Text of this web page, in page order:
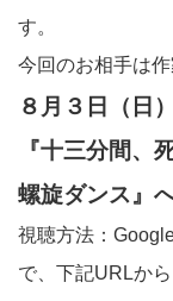
す。
今回のお相手は
８月３日（日
『十三分間、
螺旋ダンス』
視聴方法：
で、下記URLか